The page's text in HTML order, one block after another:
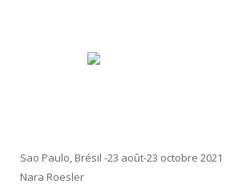
Sao Paulo, Brésil -23 août-23 octobre 2021
Nara Roesler